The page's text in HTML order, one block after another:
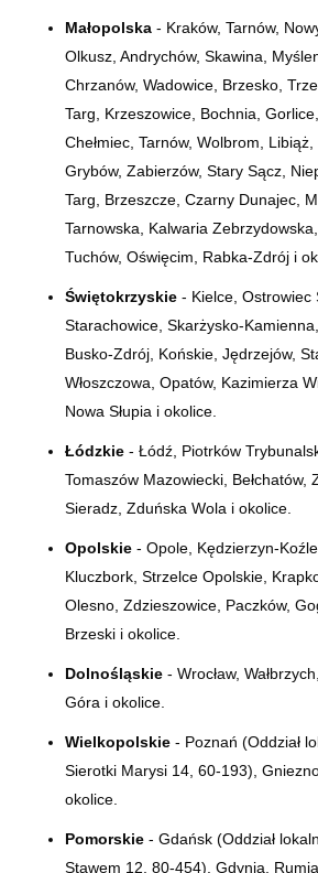
Małopolska- Kraków, Tarnów,
Olkusz, Andrychów, Skawina,
Chrzanów, Wadowice, Brzesko,
Targ, Krzeszowice, Bochnia,
Chełmiec, Tarnów, Wolbrom, Libiąż,
Grybów, Zabierzów, Stary Sącz,
Targ, Brzeszcze, Czarny Dunajec,
Tarnowska, Kalwaria
Tuchów, Oświęcim, Rabka-Zdrój i
Świętokrzyskie- Kielce, Ostrowiec
Starachowice, Skarżysko-
Busko-Zdrój, Końskie, Jędrzejów,
Włoszczowa, Opatów, Kazimierza
Nowa Słupia i okolice.
Łódzkie- Łódź, Piotrków
Tomaszów Mazowiecki, Bełchatów,
Sieradz, Zduńska Wola i okolice.
Opolskie- Opole, Kędzierzyn-
Kluczbork, Strzelce Opolskie,
Olesno, Zdzieszowice, Paczków,
Brzeski i okolice.
Dolnośląskie- Wrocław,
Góra i okolice.
Wielkopolskie- Poznań (Oddział
Sierotki Marysi 14, 60-193) ,
okolice.
Pomorskie- Gdańsk (Oddział
Stawem 12, 80-454), Gdynia,